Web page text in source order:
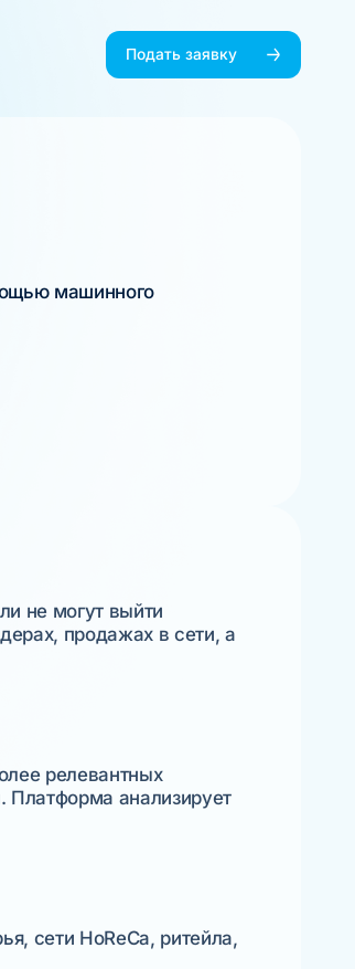
Подать заявку
машинного
не могут выйти
продажах в сети, а
релевантных
Платформа анализирует
сети HoReCa, ритейла,